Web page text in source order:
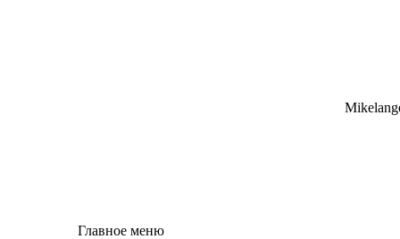
Главное меню